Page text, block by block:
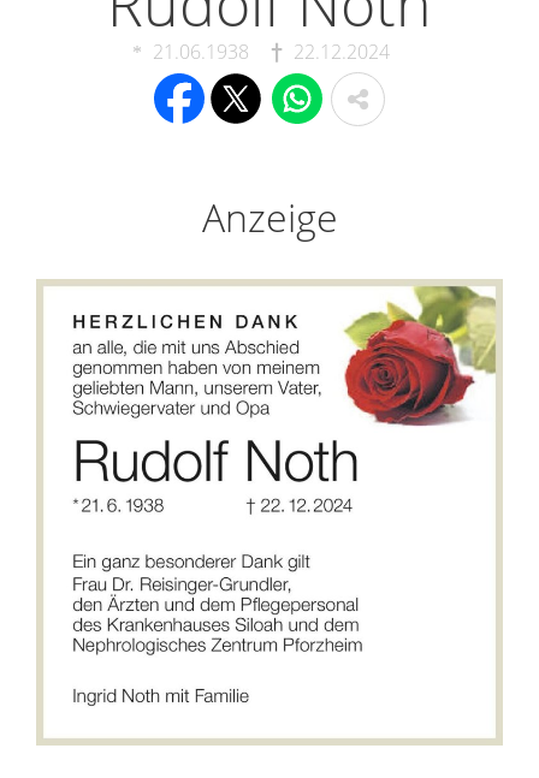
21.06.1938 22.12.2024
Anzeige